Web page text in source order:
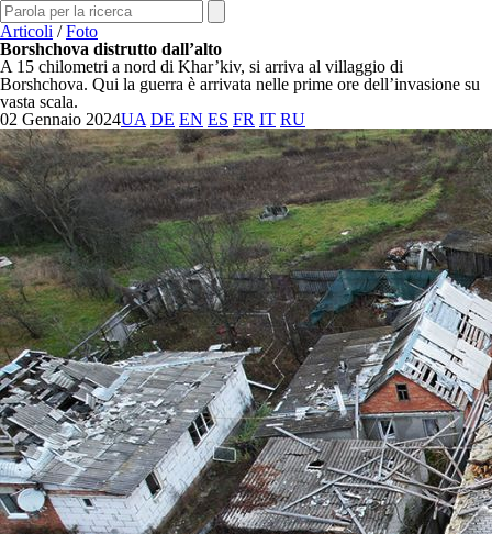
Articoli /Foto
Borshchova distrutto dall’alto
A 15 chilometri a nord di Khar’kiv, si arriva al villaggio di
Borshchova. Qui la guerra è arrivata nelle prime ore dell’invasione su
vasta scala.
02 Gennaio 2024UA DE EN ES FR IT RU